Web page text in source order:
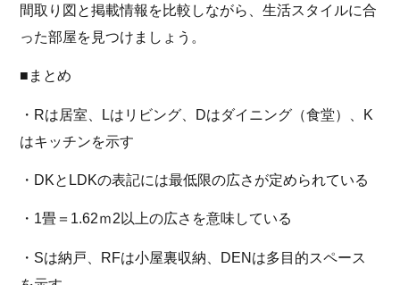
間取り図と掲載情報を比較しながら、生活スタイルに合
った部屋を見つけましょう。
■まとめ
・Rは居室、Lはリビング、Dはダイニング（食堂）、K
はキッチンを示す
・DKとLDKの表記には最低限の広さが定められている
・1畳＝1.62ｍ2以上の広さを意味している
・Sは納戸、RFは小屋裏収納、DENは多目的スペース